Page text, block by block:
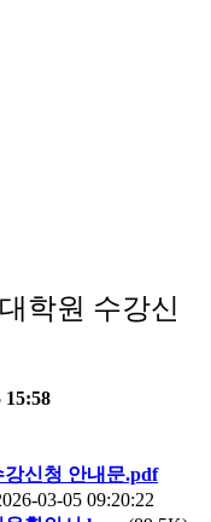
학원 수강신
15:58
강신청 안내문.pdf
03-05 09:20:22